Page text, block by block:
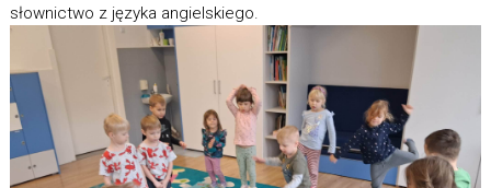
słownictwo z języka angielskiego.